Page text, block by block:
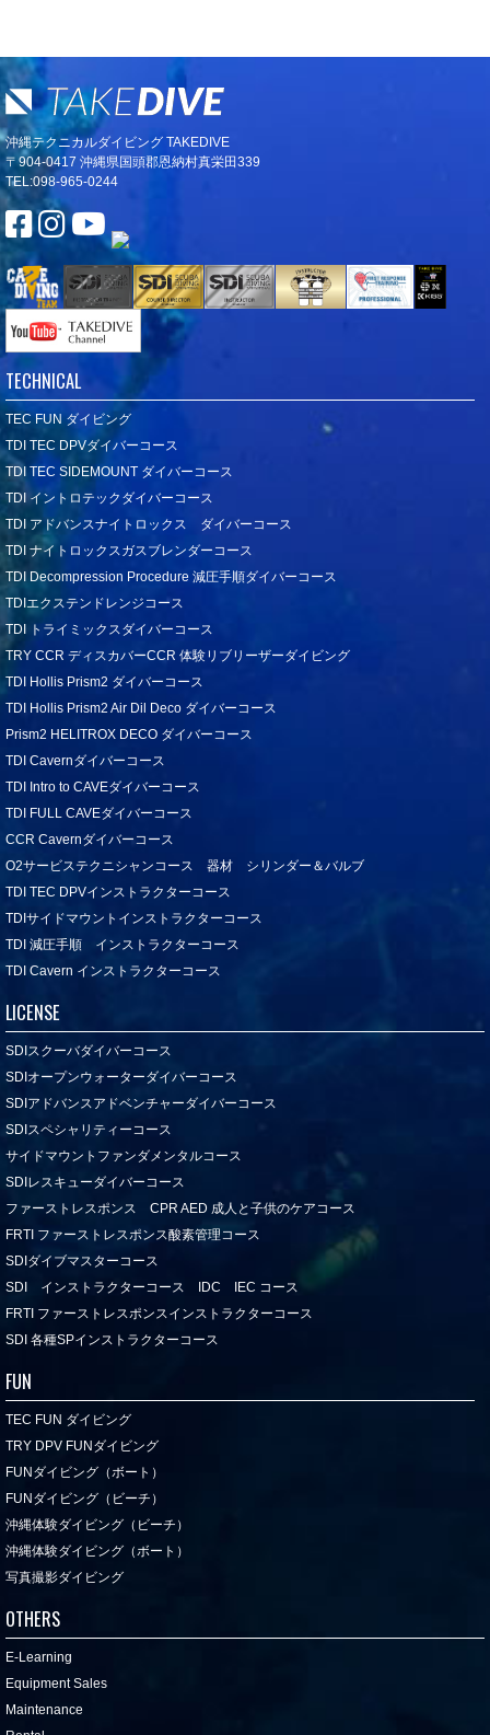
沖縄テクニカルダイビング TAKEDIVE
〒904-0417 沖縄県国頭郡恩納村真栄田339
TEL:098-965-0244
TECHNICAL
TEC FUN ダイビング
TDI TEC DPVダイバーコース
TDI TEC SIDEMOUNT ダイバーコース
TDI イントロテックダイバーコース
TDI アドバンスナイトロックス ダイバーコース
TDI ナイトロックスガスブレンダーコース
TDI Decompression Procedure 減圧手順ダイバーコース
TDIエクステンドレンジコース
TDI トライミックスダイバーコース
TRY CCR ディスカバーCCR 体験リブリーザーダイビング
TDI Hollis Prism2 ダイバーコース
TDI Hollis Prism2 Air Dil Deco ダイバーコース
Prism2 HELITROX DECO ダイバーコース
TDI Cavernダイバーコース
TDI Intro to CAVEダイバーコース
TDI FULL CAVEダイバーコース
CCR Cavernダイバーコース
O2サービステクニシャンコース 器材 シリンダー＆バルブ
TDI TEC DPVインストラクターコース
TDIサイドマウントインストラクターコース
TDI 減圧手順 インストラクターコース
TDI Cavern インストラクターコース
LICENSE
SDIスクーバダイバーコース
SDIオープンウォーターダイバーコース
SDIアドバンスアドベンチャーダイバーコース
SDIスペシャリティーコース
サイドマウントファンダメンタルコース
SDIレスキューダイバーコース
ファーストレスポンス CPR AED 成人と子供のケアコース
FRTI ファーストレスポンス酸素管理コース
SDIダイブマスターコース
SDI インストラクターコース IDC IEC コース
FRTI ファーストレスポンスインストラクターコース
SDI 各種SPインストラクターコース
FUN
TEC FUN ダイビング
TRY DPV FUNダイビング
FUNダイビング（ボート）
FUNダイビング（ビーチ）
沖縄体験ダイビング（ビーチ）
沖縄体験ダイビング（ボート）
写真撮影ダイビング
OTHERS
E-Learning
Equipment Sales
Maintenance